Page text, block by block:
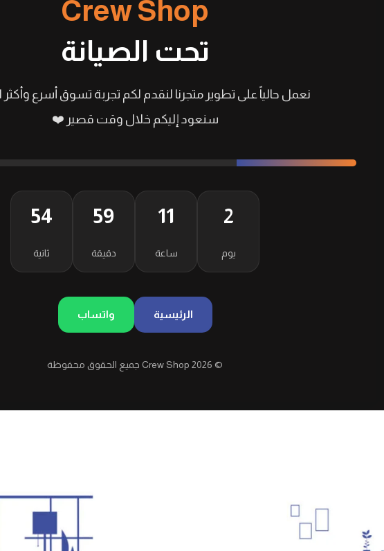
Crew Shop
تحت الصيانة
نعمل حالياً على تطوير متجرنا لنقدم لكم تجربة تسوق أسرع وأكثر
سنعود إليكم خلال وقت قصير ❤️
2
يوم
11
ساعة
59
دقيقة
53
ثانية
الرئيسية واتساب
© 2026 Crew Shop جميع الحقوق محفوظة